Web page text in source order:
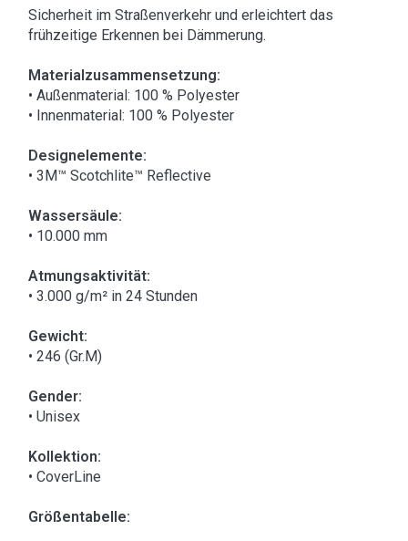
Sicherheit im Straßenverkehr und erleichtert das
frühzeitige Erkennen bei Dämmerung.
Materialzusammensetzung:
• Außenmaterial: 100 % Polyester
• Innenmaterial: 100 % Polyester
Designelemente:
• 3M™ Scotchlite™ Reflective
Wassersäule:
• 10.000 mm
Atmungsaktivität:
• 3.000 g/m² in 24 Stunden
Gewicht:
• 246 (Gr.M)
Gender:
• Unisex
Kollektion:
• CoverLine
Größentabelle: